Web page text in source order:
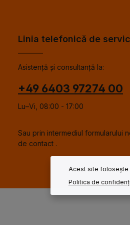
Linia telefonică de
Asistență și consultanță la:
+49 6403 97274 00
Lu–Vi, 08:00 - 17:00
Sau prin intermediul formularului
de contact .
Acest site folosește
Politica de